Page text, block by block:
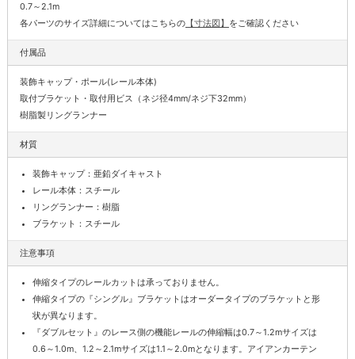
0.7～2.1m
各パーツのサイズ詳細についてはこちらの【寸法図】 をご確認ください
付属品
装飾キャップ・ポール(レール本体)
取付ブラケット・取付用ビス（ネジ径4mm/ネジ下32mm）
樹脂製リングランナー
材質
装飾キャップ：亜鉛ダイキャスト
レール本体：スチール
リングランナー：樹脂
ブラケット：スチール
注意事項
伸縮タイプのレールカットは承っておりません。
伸縮タイプの『シングル』ブラケットはオーダータイプのブラケットと形
状が異なります。
『ダブルセット』のレース側の機能レールの伸縮幅は0.7～1.2mサイズは
0.6～1.0m、1.2～2.1mサイズは1.1～2.0mとなります。アイアンカーテン